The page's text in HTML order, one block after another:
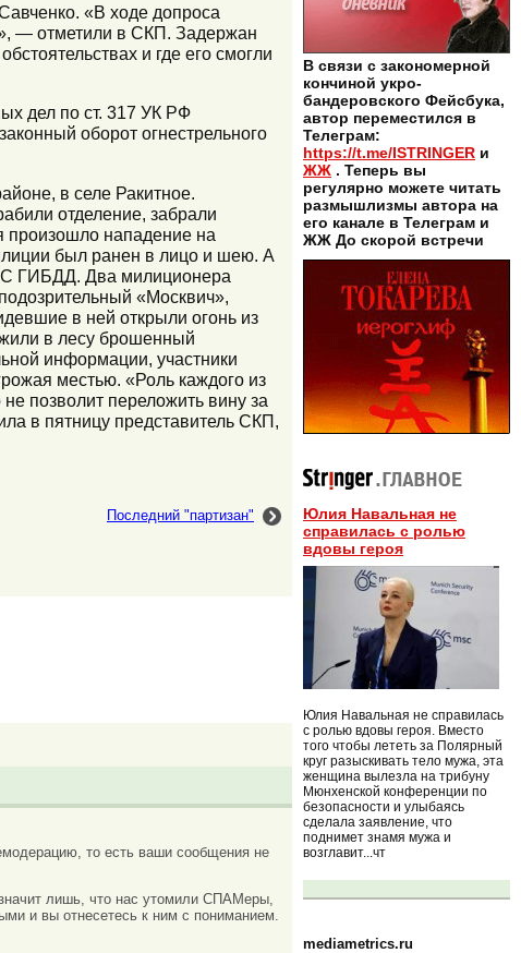
«В ходе допроса
— отметили в СКП. Задержан
и где его смогли
дел по ст. 317 УК РФ
оборот огнестрельного
в селе Ракитное.
отделение, забрали
произошло нападение на
был ранен в лицо и шею. А
ГИБДД. Два милиционера
«Москвич»,
в ней открыли огонь из
в лесу брошенный
информации, участники
местью. «Роль каждого из
позволит переложить вину за
в пятницу представитель СКП,
Последний "партизан"
то есть ваши сообщения не
лишь, что нас утомили СПАМеры,
и вы отнесетесь к ним с пониманием.
В связи с закономерной
кончиной укро-
бандеровского Фейсбука,
автор переместился в
Телеграм:
https://t.me/ISTRINGER и
ЖЖ . Теперь вы
регулярно можете читать
размышлизмы автора на
его канале в Телеграм и
ЖЖ До скорой встречи
Юлия Навальная не
справилась с ролью
вдовы героя
Юлия Навальная не справилась
с ролью вдовы героя. Вместо
того чтобы лететь за Полярный
круг разыскивать тело мужа, эта
женщина вылезла на трибуну
Мюнхенской конференции по
безопасности и улыбаясь
сделала заявление, что
поднимет знамя мужа и
возглавит...чт
mediametrics.ru